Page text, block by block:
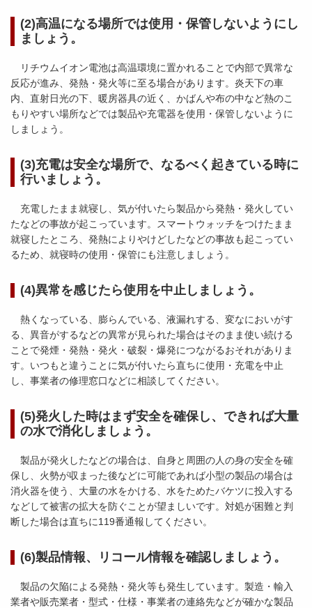
(2)高温になる場所では使用・保管しないようにし
ましょう。
リチウムイオン電池は高温環境に置かれることで内部で異常な
反応が進み、発熱・発火等に至る場合があります。炎天下の車
内、直射日光の下、暖房器具の近く、かばんや布の中など熱のこ
もりやすい場所などでは製品や充電器を使用・保管しないように
しましょう。
(3)充電は安全な場所で、なるべく起きている時に
行いましょう。
充電したまま就寝し、気が付いたら製品から発熱・発火してい
たなどの事故が起こっています。スマートウォッチをつけたまま
就寝したところ、発熱によりやけどしたなどの事故も起こってい
るため、就寝時の使用・保管にも注意しましょう。
(4)異常を感じたら使用を中止しましょう。
熱くなっている、膨らんでいる、液漏れする、変なにおいがす
る、異音がするなどの異常が見られた場合はそのまま使い続ける
ことで発煙・発熱・発火・破裂・爆発につながるおそれがありま
す。いつもと違うことに気が付いたら直ちに使用・充電を中止
し、事業者の修理窓口などに相談してください。
(5)発火した時はまず安全を確保し、できれば大量
の水で消化しましょう。
製品が発火したなどの場合は、自身と周囲の人の身の安全を確
保し、火勢が収まった後などに可能であれば小型の製品の場合は
消火器を使う、大量の水をかける、水をためたバケツに投入する
などして被害の拡大を防ぐことが望ましいです。対処が困難と判
断した場合は直ちに119番通報してください。
(6)製品情報、リコール情報を確認しましょう。
製品の欠陥による発熱・発火等も発生しています。製造・輸入
業者や販売業者・型式・仕様・事業者の連絡先などが確かな製品